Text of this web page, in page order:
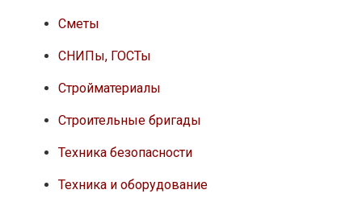
Сметы
СНИПы, ГОСТы
Стройматериалы
Строительные бригады
Техника безопасности
Техника и оборудование